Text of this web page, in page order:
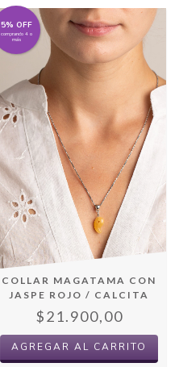
5% OFF
comprando 4 o
más
COLLAR MAGATAMA CON
JASPE ROJO / CALCITA
$21.900,00
AGREGAR AL CARRITO